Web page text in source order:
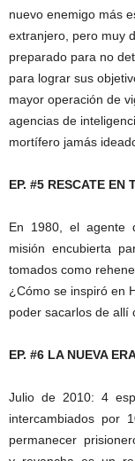
nuevo enemigo más
extranjero, pero muy
preparado para no
para lograr sus
mayor operación de
agencias de
mortífero jamás
EP. #5 RESCATE EN
En 1980, el agente
misión encubierta
tomados como
¿Cómo se inspiró en
poder sacarlos de allí
EP. #6 LA NUEVA
Julio de 2010: 4
intercambiados por
permanecer